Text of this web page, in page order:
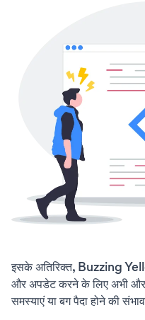
इसके अतिरिक्त, Buzzing
और अपडेट करने के लिए अभी
समस्याएं या बग पैदा होने की